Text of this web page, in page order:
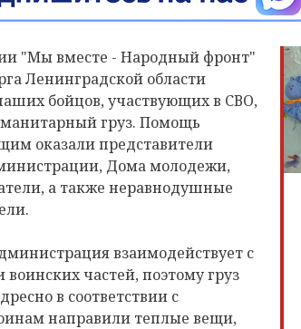
"Мы вместе - Народный фронт"
Ленинградской области
бойцов, участвующих в СВО,
груз. Помощь
оказали представители
Дома молодежи,
а также неравнодушные
взаимодействует с
частей, поэтому груз
в соответствии с
направили теплые вещи,